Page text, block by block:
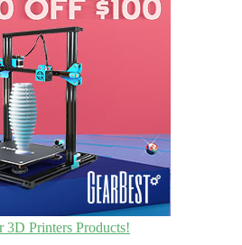
3D Printers Products!